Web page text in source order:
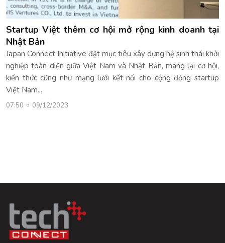
Startup Việt thêm cơ hội mở rộng kinh doanh tại
Nhật Bản
Japan Connect Initiative đặt mục tiêu xây dựng hệ sinh thái khởi
nghiệp toàn diện giữa Việt Nam và Nhật Bản, mang lại cơ hội,
kiến thức cũng như mạng lưới kết nối cho cộng đồng startup
Việt Nam...
07:50 09/12/2023